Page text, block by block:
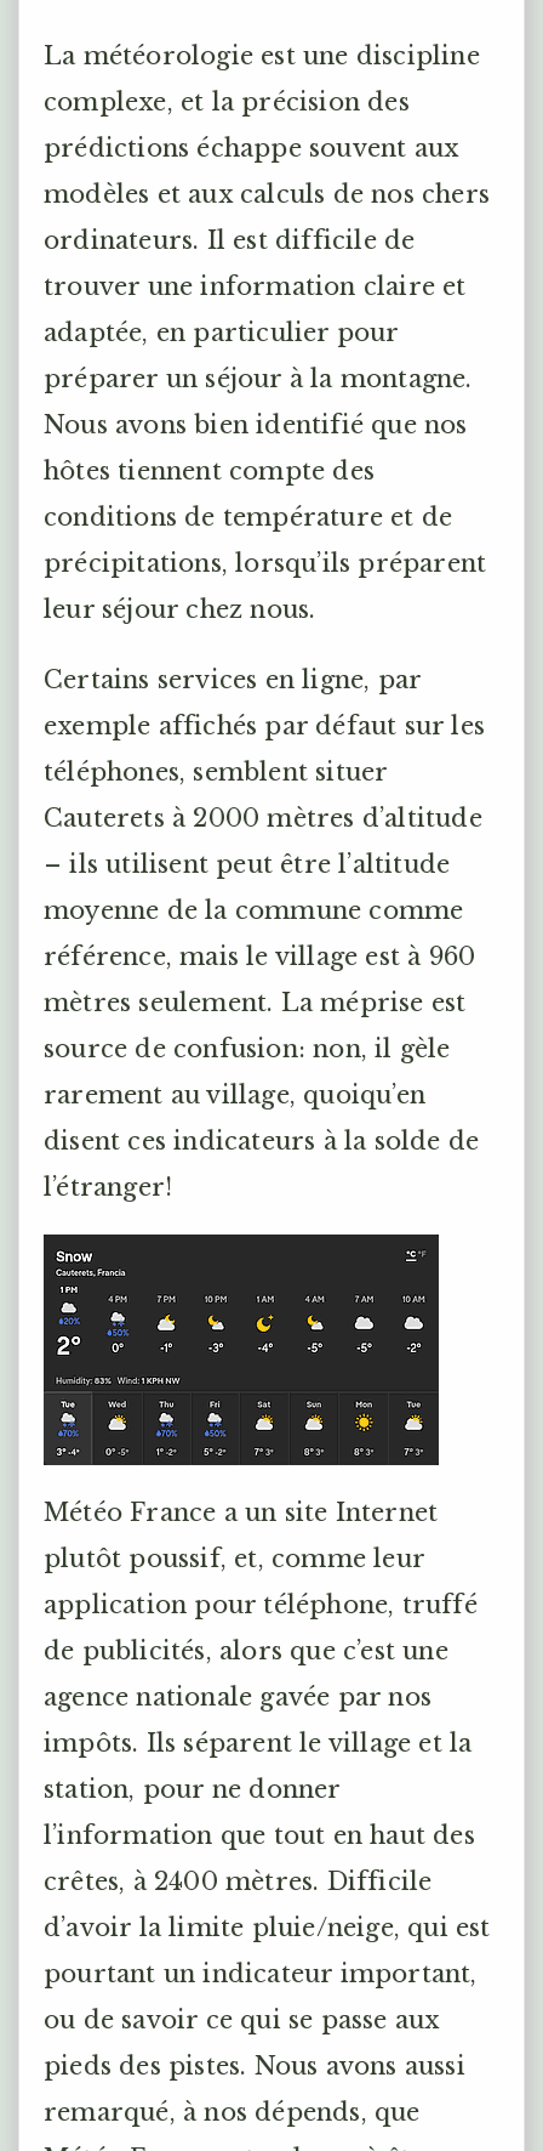
La météorologie est une discipline
complexe, et la précision des
prédictions échappe souvent aux
modèles et aux calculs de nos chers
ordinateurs. Il est difficile de
trouver une information claire et
adaptée, en particulier pour
préparer un séjour à la montagne.
Nous avons bien identifié que nos
hôtes tiennent compte des
conditions de température et de
précipitations, lorsqu’ils préparent
leur séjour chez nous.
Certains services en ligne, par
exemple affichés par défaut sur les
téléphones, semblent situer
Cauterets à 2000 mètres d’altitude
– ils utilisent peut être l’altitude
moyenne de la commune comme
référence, mais le village est à 960
mètres seulement. La méprise est
source de confusion: non, il gèle
rarement au village, quoiqu’en
disent ces indicateurs à la solde de
l’étranger!
Météo France a un site Internet
plutôt poussif, et, comme leur
application pour téléphone, truffé
de publicités, alors que c’est une
agence nationale gavée par nos
impôts. Ils séparent le village et la
station, pour ne donner
l’information que tout en haut des
crêtes, à 2400 mètres. Difficile
d’avoir la limite pluie/neige, qui est
pourtant un indicateur important,
ou de savoir ce qui se passe aux
pieds des pistes. Nous avons aussi
remarqué, à nos dépends, que